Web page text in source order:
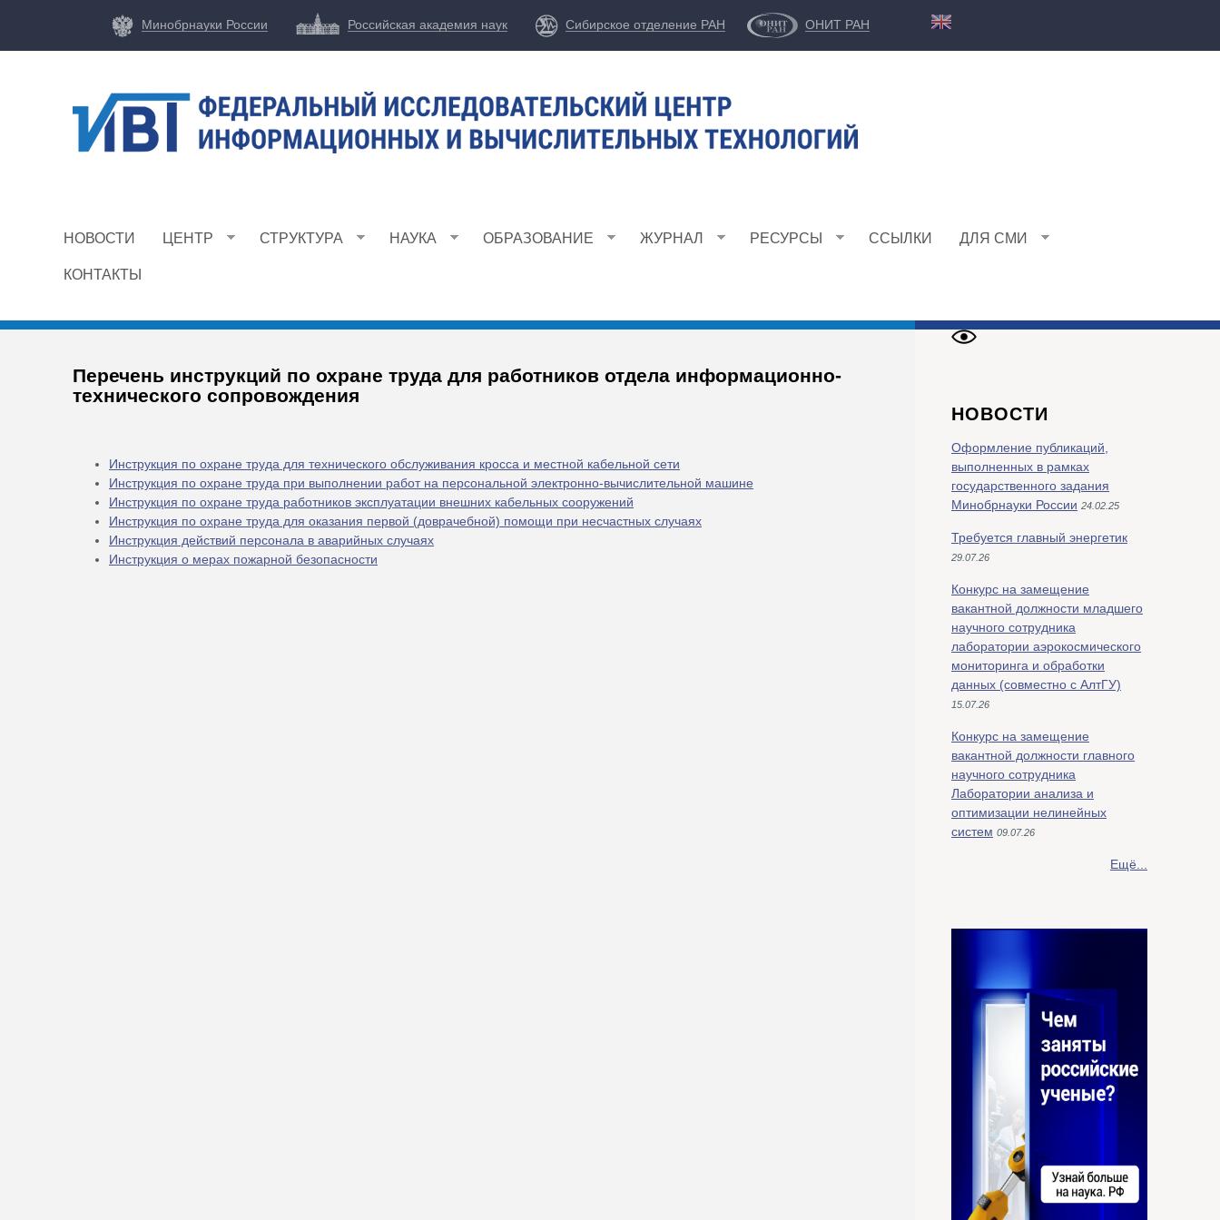
Перейти
к
Минобрнауки России Российская академия наук Сибирское отделение РАН ОНИТ РАН
И
И
НОВОСТИ ЦЕНТР СТРУКТУРА НАУКА ОБРАЗОВАНИЕ ЖУРНАЛ РЕСУРСЫ ССЫЛКИ ДЛЯ СМИ
КОНТАКТЫ
Перечень инструкций по охране труда для работников отдела информационно-
технического сопровождения
Инструкция по охране труда для технического обслуживания кросса и местной кабельной сети
Инструкция по охране труда при выполнении работ на персональной электронно-вычислительной машине
Инструкция по охране труда работников эксплуатации внешних кабельных сооружений
Инструкция по охране труда для оказания первой (доврачебной) помощи при несчастных случаях
Инструкция действий персонала в аварийных случаях
Инструкция о мерах пожарной безопасности
НОВОСТИ
Оформление публикаций,
выполненных в рамках
государственного задания
Минобрнауки России 24.02.25
Требуется главный энергетик
29.07.26
Конкурс на замещение
вакантной должности младшего
научного сотрудника
лаборатории аэрокосмического
мониторинга и обработки
данных (совместно с АлтГУ)
15.07.26
Конкурс на замещение
вакантной должности главного
научного сотрудника
Лаборатории анализа и
оптимизации нелинейных
систем 09.07.26
Ещё...